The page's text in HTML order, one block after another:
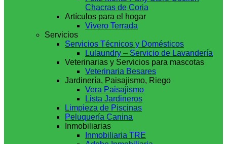
Chacras de Coria
Artículos para el hogar
Vivero Terrada
Servicios
Servicios Técnicos y Domésticos
Lulaundry – Servicio de Lavandería
Veterinarias y Servicios para mascotas
Veterinaria Besares
Jardinería, Paisajismo, Riego
Vera Paisajismo
Lista Jardineros
Limpieza de Piscinas
Peluquería Canina
Inmobiliarias
Inmobiliaria TRE